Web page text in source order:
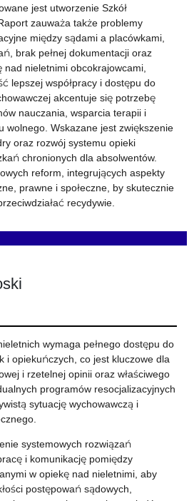
jest utworzenie Szkół
zauważa także problemy
między sądami a placówkami,
brak pełnej dokumentacji oraz
nad nieletnimi obcokrajowcami,
lepszej współpracy i dostępu do
akcentuje się potrzebę
nauczania, wsparcia terapii i
wolnego. Wskazane jest zwiększenie
oraz rozwój systemu opieki
chronionych dla absolwentów.
reform, integrujących aspekty
prawne i społeczne, by skutecznie
recydywie.
wymaga pełnego dostępu do
i opiekuńczych, co jest kluczowe dla
i rzetelnej opinii oraz właściwego
programów resocjalizacyjnych
sytuację wychowawczą i
systemowych rozwiązań
i komunikację pomiędzy
w opiekę nad nieletnimi, aby
postępowań sądowych,